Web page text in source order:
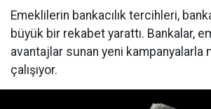
Emeklilerin bankacılık tercihleri,
büyük bir rekabet yarattı. Bankalar,
avantajlar sunan yeni kampanyalarla
çalışıyor.